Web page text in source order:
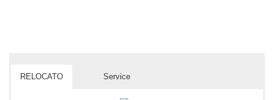
RELOCATO Service